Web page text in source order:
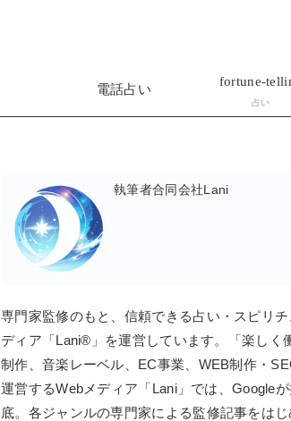
電話占い
fortune-
占い
執筆者合同会社Lani
専門家監修のもと、信頼できる占い・スピリ
ディア「Lani®」を運営しています。「楽しく
制作、音楽レーベル、EC事業、WEB制作・
運営するWebメディア「Lani」では、Google
底。各ジャンルの専門家による監修記事をは